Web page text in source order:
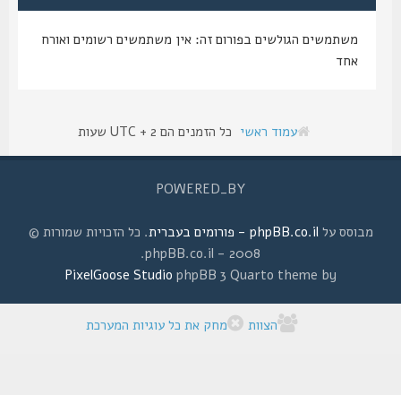
משתמשים הגולשים בפורום זה: אין משתמשים רשומים ואורח
עמוד ראשי כל הזמנים הם UTC + 2 שעות
POWERED_BY
מבוסס עלphpBB.co.il - פורומים בעברית
. כל הזכויות שמורות ©
2008 - phpBB.co.il.
phpBB 3 Quarto theme by
PixelGoose Studio
הצוות מחק את כל עוגיות המערכת